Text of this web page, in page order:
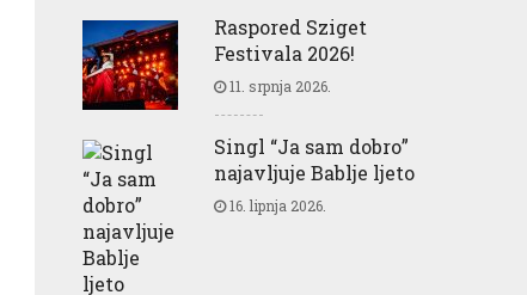
Raspored Sziget
Festivala 2026!
11. srpnja 2026.
Singl “Ja sam dobro”
najavljuje Bablje ljeto
16. lipnja 2026.